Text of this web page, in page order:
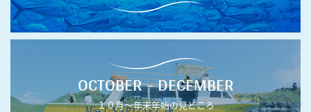
OCTOBER - DECEMBER
１０月〜年末年始の見どころ